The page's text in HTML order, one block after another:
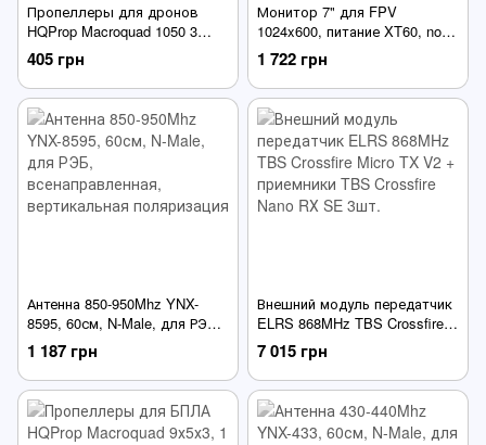
Пропеллеры для дронов
HQProp Macroquad 1050 3
лопасти, 1 пара (CWхCCW)
10", 23.3g, армированные,
черные
405 грн
Монитор 7" для FPV
1024x600, питание XT60, no
Blue, без синего экрана
1 722 грн
Антенна 850-950Mhz YNX-
8595, 60см, N-Male, для РЭБ,
всенаправленная,
вертикальная поляризация
1 187 грн
Внешний модуль передатчик
ELRS 868MHz TBS Crossfire
Micro TX V2 + приемники TBS
Crossfire Nano RХ SE 3шт.
7 015 грн